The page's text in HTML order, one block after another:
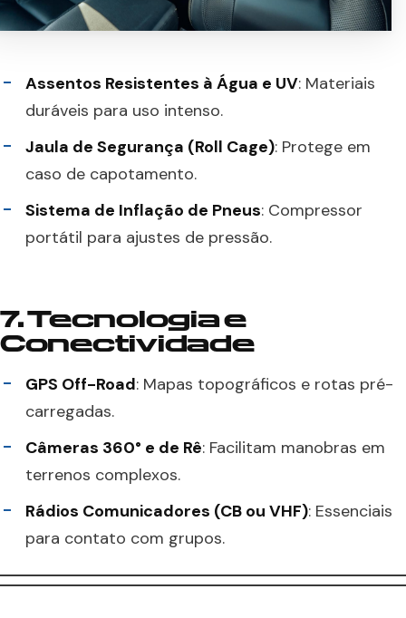
Assentos Resistentes à Água e UV: Materiais
duráveis para uso intenso.
Jaula de Segurança (Roll Cage): Protege em
caso de capotamento.
Sistema de Inflação de Pneus: Compressor
portátil para ajustes de pressão.
7. Tecnologia e
Conectividade
GPS Off-Road: Mapas topográficos e rotas pré-
carregadas.
Câmeras 360° e de Rê: Facilitam manobras em
terrenos complexos.
Rádios Comunicadores (CB ou VHF): Essenciais
para contato com grupos.